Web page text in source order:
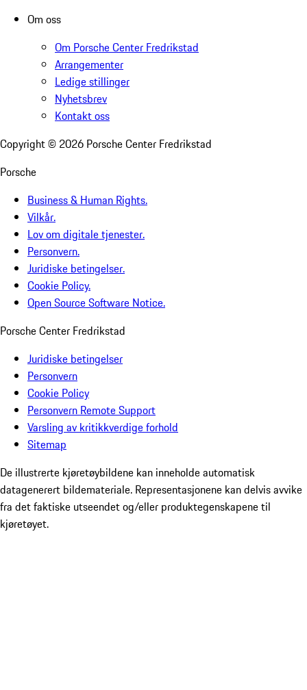
Om oss
Om Porsche Center Fredrikstad
Arrangementer
Ledige stillinger
Nyhetsbrev
Kontakt oss
Copyright © 2026 Porsche Center Fredrikstad
Porsche
Business & Human Rights.
Vilkår.
Lov om digitale tjenester.
Personvern.
Juridiske betingelser.
Cookie Policy.
Open Source Software Notice.
Porsche Center Fredrikstad
Juridiske betingelser
Personvern
Cookie Policy
Personvern Remote Support
Varsling av kritikkverdige forhold
Sitemap
De illustrerte kjøretøybildene kan inneholde automatisk
datagenerert bildemateriale. Representasjonene kan delvis avvike
fra det faktiske utseendet og/eller produktegenskapene til
kjøretøyet.